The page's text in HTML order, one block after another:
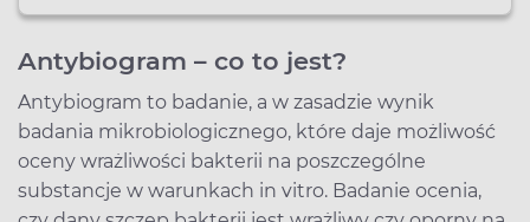
Antybiogram – co to jest?
Antybiogram to badanie, a w zasadzie wynik
badania mikrobiologicznego, które daje możliwość
oceny wrażliwości bakterii na poszczególne
substancje w warunkach in vitro. Badanie ocenia,